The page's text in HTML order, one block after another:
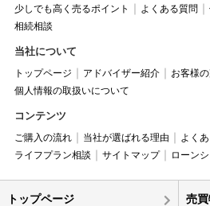
少しでも高く売るポイント
よくある質問
相続相談
当社について
トップページ アドバイザー紹介 お客様
個人情報の取扱いについて
コンテンツ
ご購入の流れ 当社が選ばれる理由 よく
ライフプラン相談
サイトマップ ローン
トップページ 売